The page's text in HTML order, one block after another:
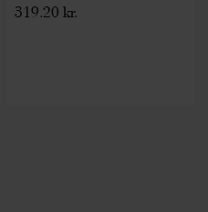
319.20 kr.